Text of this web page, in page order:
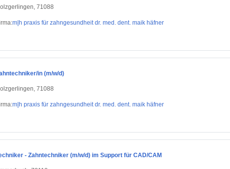
71088
m|h praxis für zahngesundheit dr. med. dent. maik häfner
in (m/w/d)
71088
m|h praxis für zahngesundheit dr. med. dent. maik häfner
- Zahntechniker (m/w/d) im Support für CAD/CAM